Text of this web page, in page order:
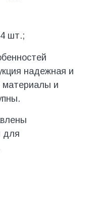
шт.;
надежная и
материалы и
для